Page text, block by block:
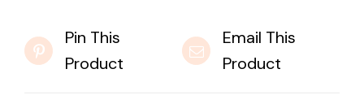
Pin This
Product
Email This
Product